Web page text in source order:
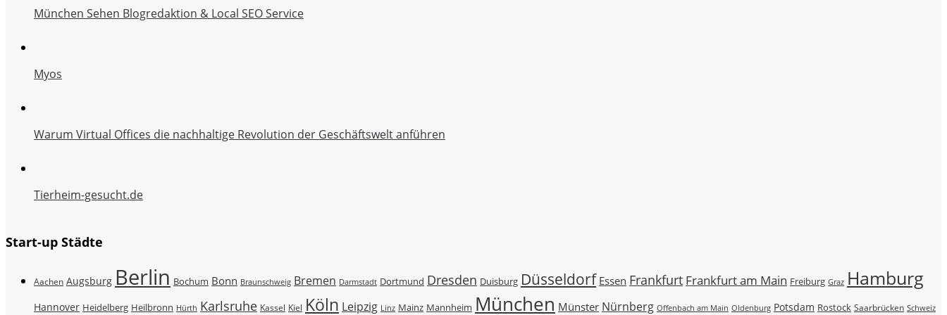
München Sehen Blogredaktion & Local SEO Service
Myos
Warum Virtual Offices die nachhaltige Revolution der Geschäftswelt anführen
Tierheim-gesucht.de
Start-up Städte
Aachen Augsburg Berlin Bochum Bonn Braunschweig Bremen Darmstadt Dortmund Dresden Duisburg Düsseldorf Essen Frankfurt Frankfurt am Main Freiburg Graz Hamburg
Hannover Heidelberg Heilbronn Hürth Karlsruhe Kassel Kiel Köln Leipzig Linz Mainz Mannheim München Münster Nürnberg Offenbach am Main Oldenburg Potsdam Rostock Saarbrücken Schweiz